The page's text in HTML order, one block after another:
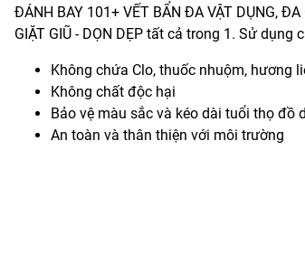
ĐÁNH BAY 101+ VẾT BẨN ĐA VẬT DỤNG, ĐA
GIẶT GIŨ - DỌN DẸP tất cả trong 1. Sử
Không chứa Clo, thuốc nhuộm, hương
Không chất độc hại
Bảo vệ màu sắc và kéo dài tuổi thọ đồ
An toàn và thân thiện với môi trường